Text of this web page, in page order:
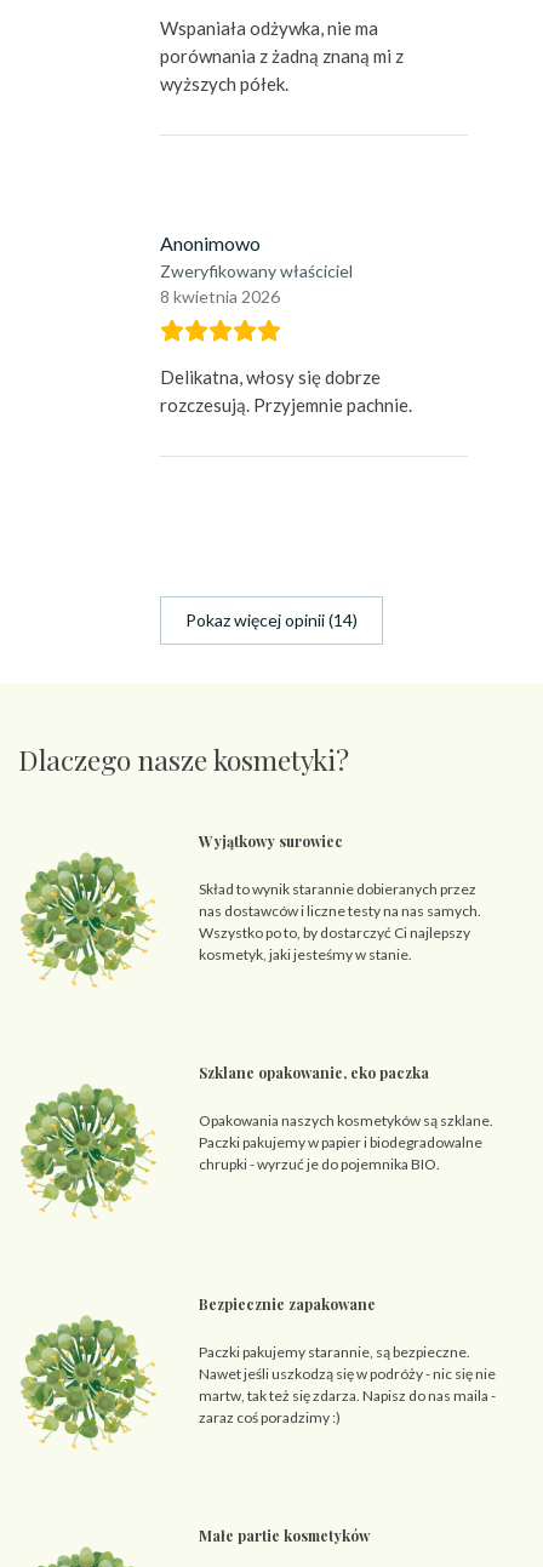
Wspaniała odżywka, nie ma
porównania z żadną znaną mi z
wyższych półek.
Anonimowo
Zweryfikowany właściciel
8 kwietnia 2026
Delikatna, włosy się dobrze
rozczesują. Przyjemnie pachnie.
Pokaz więcej opinii (14)
Dlaczego nasze kosmetyki?
Wyjątkowy surowiec
Skład to wynik starannie dobieranych przez
nas dostawców i liczne testy na nas samych.
Wszystko po to, by dostarczyć Ci najlepszy
kosmetyk, jaki jesteśmy w stanie.
Szklane opakowanie, eko paczka
Opakowania naszych kosmetyków są szklane.
Paczki pakujemy w papier i biodegradowalne
chrupki - wyrzuć je do pojemnika BIO.
Bezpiecznie zapakowane
Paczki pakujemy starannie, są bezpieczne.
Nawet jeśli uszkodzą się w podróży - nic się nie
martw, tak też się zdarza. Napisz do nas maila -
zaraz coś poradzimy :)
Małe partie kosmetyków